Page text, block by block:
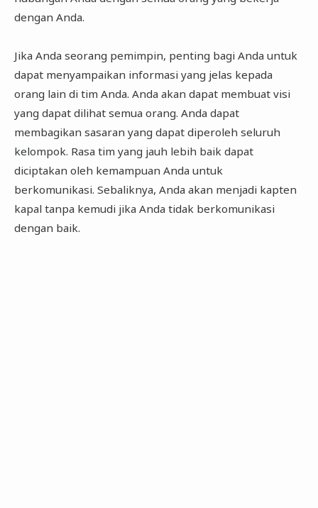
dengan Anda.
Jika Anda seorang pemimpin, penting bagi Anda untuk
dapat menyampaikan informasi yang jelas kepada
orang lain di tim Anda. Anda akan dapat membuat visi
yang dapat dilihat semua orang. Anda dapat
membagikan sasaran yang dapat diperoleh seluruh
kelompok. Rasa tim yang jauh lebih baik dapat
diciptakan oleh kemampuan Anda untuk
berkomunikasi. Sebaliknya, Anda akan menjadi kapten
kapal tanpa kemudi jika Anda tidak berkomunikasi
dengan baik.